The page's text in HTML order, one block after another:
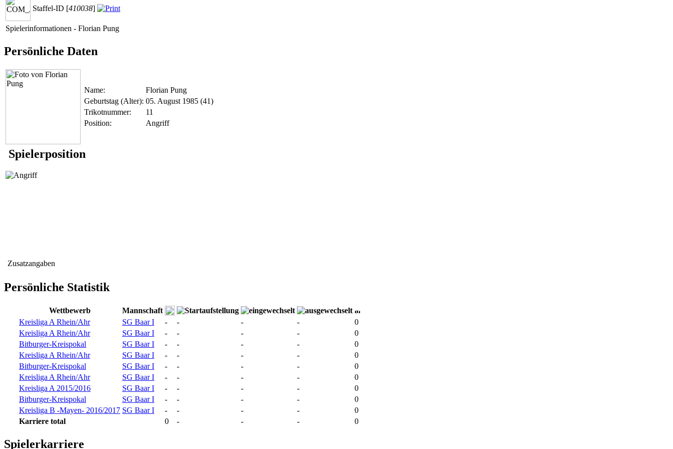
Staffel-ID [410038]
Spielerinformationen - Florian Pung
Persönliche Daten
Name:
Florian Pung
Geburtstag (Alter): 05. August 1985 (41)
Trikotnummer:
11
Position:
Angriff
Spielerposition
Zusatzangaben
Persönliche Statistik
Wettbewerb
Mannschaft
Kreisliga A Rhein/Ahr
SG Baar I - - - -
0
Kreisliga A Rhein/Ahr
SG Baar I - - - -
0
Bitburger-Kreispokal
SG Baar I - - - -
0
Kreisliga A Rhein/Ahr
SG Baar I - - - -
0
Bitburger-Kreispokal
SG Baar I - - - -
0
Kreisliga A Rhein/Ahr
SG Baar I - - - -
0
Kreisliga A 2015/2016
SG Baar I - - - -
0
Bitburger-Kreispokal
SG Baar I - - - -
0
Kreisliga B -Mayen- 2016/2017 SG Baar I - - - -
0
Karriere total
0 - - - 0
Spielerkarriere